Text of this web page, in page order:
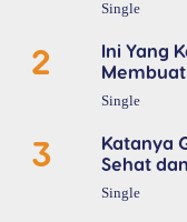
Single
2
Ini Yang
Single
3
Katanya
Sehat
Single